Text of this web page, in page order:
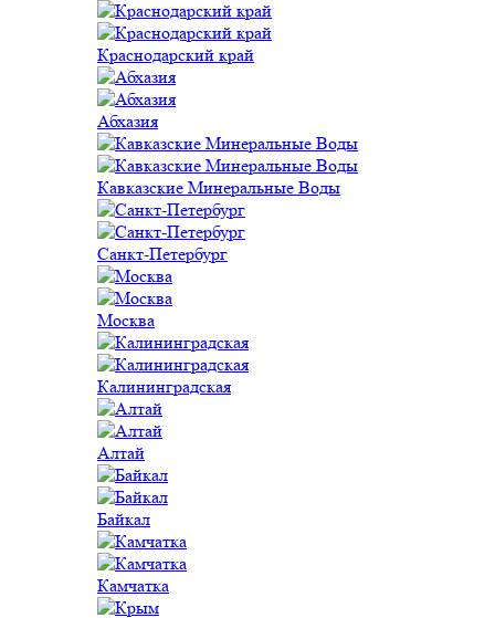
Краснодарский край
Абхазия
Кавказские Минеральные Воды
Санкт-Петербург
Москва
Калининградская
Алтай
Байкал
Камчатка